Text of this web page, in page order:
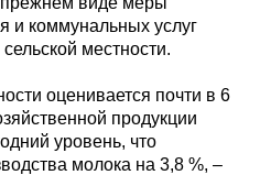
и коммунальных услуг
местности.
оценивается почти в 6
продукции
уровень, что
молока на 3,8 %, –